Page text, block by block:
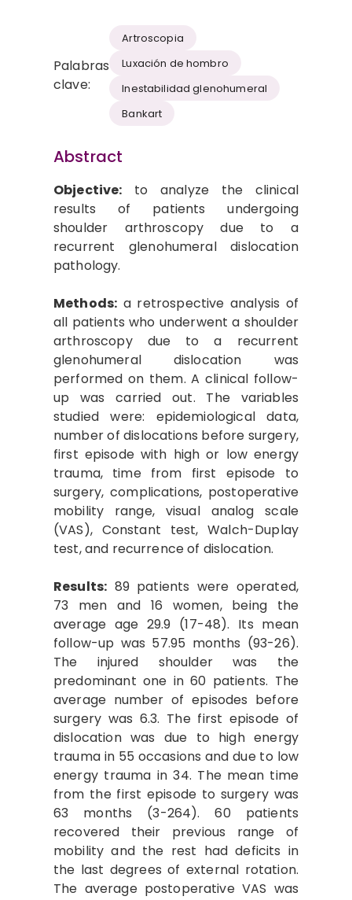
Palabras
clave:
Artroscopia
Luxación de hombro
Inestabilidad glenohumeral
Bankart
Abstract
Objective: to analyze the clinical
results of patients undergoing
shoulder arthroscopy due to a
recurrent glenohumeral dislocation
pathology.
Methods: a retrospective analysis of
all patients who underwent a shoulder
arthroscopy due to a recurrent
glenohumeral dislocation was
performed on them. A clinical follow-
up was carried out. The variables
studied were: epidemiological data,
number of dislocations before surgery,
first episode with high or low energy
trauma, time from first episode to
surgery, complications, postoperative
mobility range, visual analog scale
(VAS), Constant test, Walch-Duplay
test, and recurrence of dislocation.
Results: 89 patients were operated,
73 men and 16 women, being the
average age 29.9 (17-48). Its mean
follow-up was 57.95 months (93-26).
The injured shoulder was the
predominant one in 60 patients. The
average number of episodes before
surgery was 6.3. The first episode of
dislocation was due to high energy
trauma in 55 occasions and due to low
energy trauma in 34. The mean time
from the first episode to surgery was
63 months (3-264). 60 patients
recovered their previous range of
mobility and the rest had deficits in
the last degrees of external rotation.
The average postoperative VAS was